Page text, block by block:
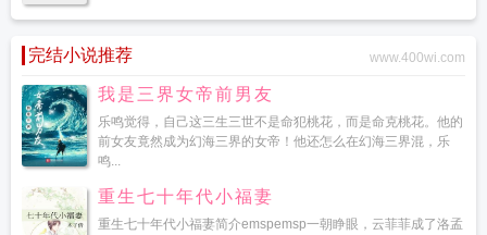
完结小说推荐 www.400wi.com
我是三界女帝前男友
乐鸣觉得，自己这三生三世不是命犯桃花，而是命克桃花。他的
前女友竟然成为幻海三界的女帝！他还怎么在幻海三界混，乐
鸣...
重生七十年代小福妻
重生七十年代小福妻简介emspemsp一朝睁眼，云菲菲成了洛孟